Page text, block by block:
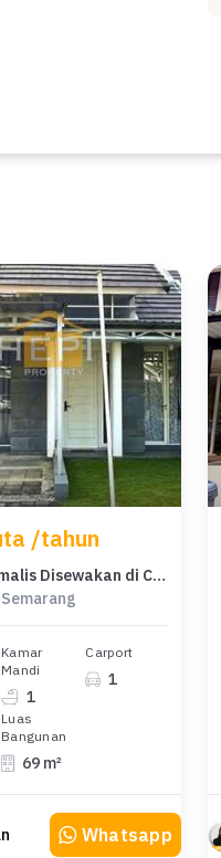
/tahun
Rumah Minimalis Disewakan di Citragrand, Semarang, Harga Ekonomis
Kamar
Mandi
1
Carport
1
Luas
Bangunan
69 m²
Whatsapp